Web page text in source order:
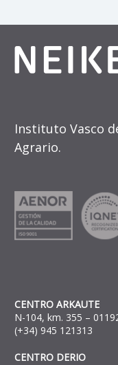
Instituto Vasco
Agrario.
CENTRO ARKAUTE
N-104, km. 355 –
(+34) 945 121313
CENTRO DERIO